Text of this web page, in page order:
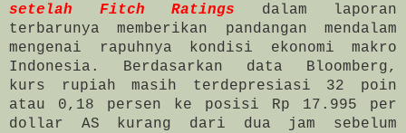
setelah Fitch Ratings dalam laporan
terbarunya memberikan pandangan mendalam
mengenai rapuhnya kondisi ekonomi makro
Indonesia. Berdasarkan data Bloomberg,
kurs rupiah masih terdepresiasi 32 poin
atau 0,18 persen ke posisi Rp 17.995 per
dollar AS kurang dari dua jam sebelum